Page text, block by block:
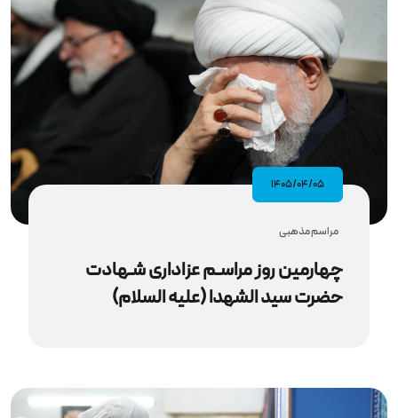
۱۴۰۵/۰۴/۰۵
مراسم مذهبى
چهارمین روز مراسـم عزاداری شـهادت
حضرت سید الشهدا (علیه‌ السلام)